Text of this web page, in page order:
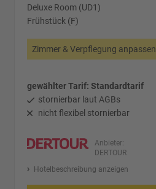
Deluxe Room (UD1)
Frühstück (F)
Zimmer & Verpflegung anpassen
gewählter Tarif: Standardtarif
stornierbar laut AGBs
nicht flexibel stornierbar
Anbieter:
DERTOUR
Hotelbeschreibung anzeigen